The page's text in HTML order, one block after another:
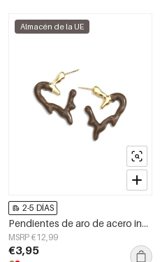
Almacén de la UE
2-5 DÍAS
Pendientes de aro de acero inoxidable con forma de corazón, sencillos, de la serie Daily Simple, joyería para mujer.
MSRP €12,99
€3,95